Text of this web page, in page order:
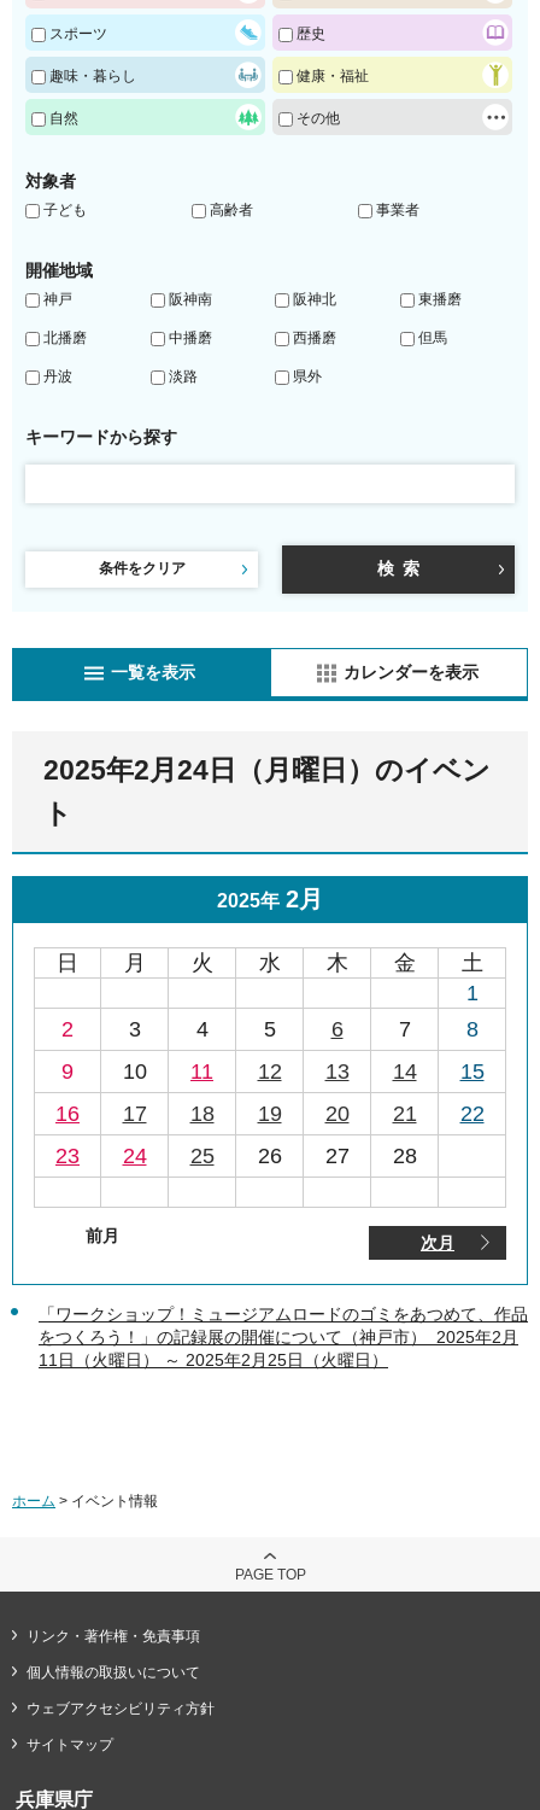
スポーツ 歴史
趣味・暮らし 健康・福祉
自然 その他
対象者
子ども 高齢者 事業者
開催地域
神戸 阪神南 阪神北 東播磨
北播磨 中播磨 西播磨 但馬
丹波 淡路 県外
キーワードから探す
条件をクリア
一覧を表示 カレンダーを表示
2025年2月24日（月曜日）のイベン
ト
2025年 2月
日 月 火 水 木 金
土
1
2
3 4 5 6 7
8
9
10 11 12 13 14
15
16
17 18 19 20 21
22
23
24 25 26 27 28
前月 次月
「ワークショップ！ミュージアムロードのゴミをあつめて、作品
をつくろう！」の記録展の開催について（神戸市） 2025年2月
11日（火曜日） ～ 2025年2月25日（火曜日）
ホーム > イベント情報
PAGE TOP
リンク・著作権・免責事項
個人情報の取扱いについて
ウェブアクセシビリティ方針
サイトマップ
兵庫県庁